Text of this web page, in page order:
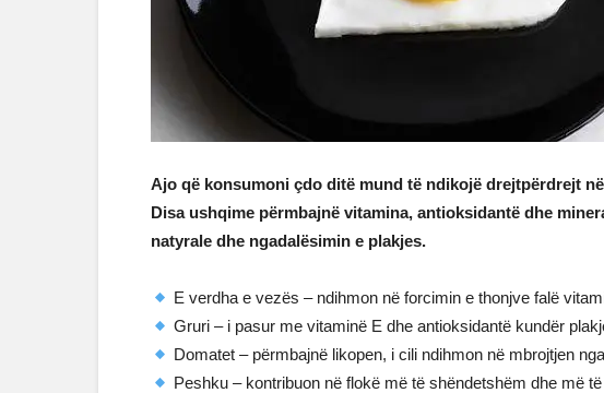
Ajo që konsumoni çdo ditë mund të ndikojë drejtpërdrejt
Disa ushqime përmbajnë vitamina, antioksidantë dhe
natyrale dhe ngadalësimin e plakjes.
E verdha e vezës – ndihmon në forcimin e thonjve falë
Gruri – i pasur me vitaminë E dhe antioksidantë kundër
Domatet – përmbajnë likopen, i cili ndihmon në mbrojtjen
Peshku – kontribuon në flokë më të shëndetshëm dhe më të